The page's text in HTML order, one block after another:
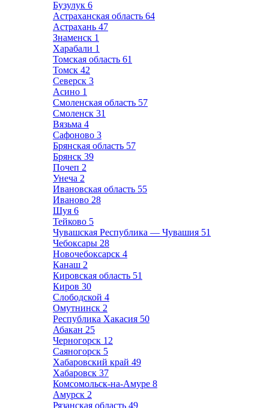
Бузулук 6
Астраханская область 64
Астрахань 47
Знаменск 1
Харабали 1
Томская область 61
Томск 42
Северск 3
Асино 1
Смоленская область 57
Смоленск 31
Вязьма 4
Сафоново 3
Брянская область 57
Брянск 39
Почеп 2
Унеча 2
Ивановская область 55
Иваново 28
Шуя 6
Тейково 5
Чувашская Республика — Чувашия 51
Чебоксары 28
Новочебоксарск 4
Канаш 2
Кировская область 51
Киров 30
Слободской 4
Омутнинск 2
Республика Хакасия 50
Абакан 25
Черногорск 12
Саяногорск 5
Хабаровский край 49
Хабаровск 37
Комсомольск-на-Амуре 8
Амурск 2
Рязанская область 49